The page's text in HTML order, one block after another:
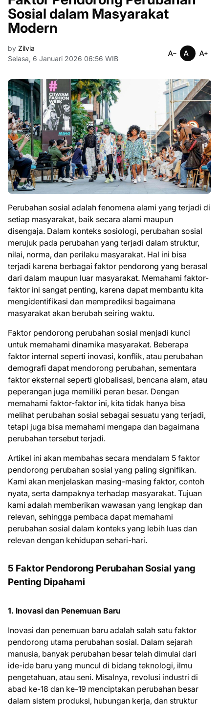
Sosial dalam Masyarakat
Modern
by Zilvia
Selasa, 6 Januari 2026 06:56 WIB
Perubahan sosial adalah fenomena alami yang terjadi di
setiap masyarakat, baik secara alami maupun
disengaja. Dalam konteks sosiologi, perubahan sosial
merujuk pada perubahan yang terjadi dalam struktur,
nilai, norma, dan perilaku masyarakat. Hal ini bisa
terjadi karena berbagai faktor pendorong yang berasal
dari dalam maupun luar masyarakat. Memahami faktor-
faktor ini sangat penting, karena dapat membantu kita
mengidentifikasi dan memprediksi bagaimana
masyarakat akan berubah seiring waktu.
Faktor pendorong perubahan sosial menjadi kunci
untuk memahami dinamika masyarakat. Beberapa
faktor internal seperti inovasi, konflik, atau perubahan
demografi dapat mendorong perubahan, sementara
faktor eksternal seperti globalisasi, bencana alam, atau
peperangan juga memiliki peran besar. Dengan
memahami faktor-faktor ini, kita tidak hanya bisa
melihat perubahan sosial sebagai sesuatu yang terjadi,
tetapi juga bisa memahami mengapa dan bagaimana
perubahan tersebut terjadi.
Artikel ini akan membahas secara mendalam 5 faktor
pendorong perubahan sosial yang paling signifikan.
Kami akan menjelaskan masing-masing faktor, contoh
nyata, serta dampaknya terhadap masyarakat. Tujuan
kami adalah memberikan wawasan yang lengkap dan
relevan, sehingga pembaca dapat memahami
perubahan sosial dalam konteks yang lebih luas dan
relevan dengan kehidupan sehari-hari.
5 Faktor Pendorong Perubahan Sosial yang
Penting Dipahami
1. Inovasi dan Penemuan Baru
Inovasi dan penemuan baru adalah salah satu faktor
pendorong utama perubahan sosial. Dalam sejarah
manusia, banyak perubahan besar telah dimulai dari
ide-ide baru yang muncul di bidang teknologi, ilmu
pengetahuan, atau seni. Misalnya, revolusi industri di
abad ke-18 dan ke-19 menciptakan perubahan besar
dalam sistem produksi, hubungan kerja, dan struktur